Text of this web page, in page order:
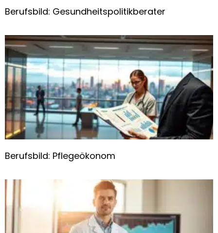
Berufsbild: Gesundheitspolitikberater
Berufsbild: Pflegeökonom